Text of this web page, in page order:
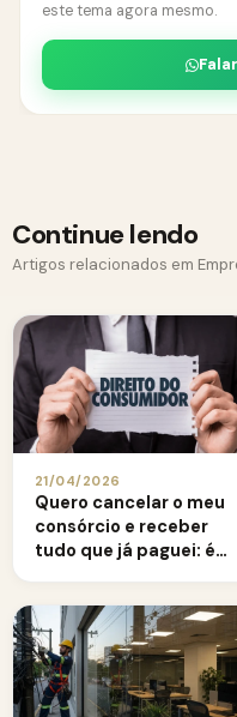
este tema agora mesmo.
Continue lendo
Artigos relacionados em
21/04/2026
Quero cancelar o meu
consórcio e receber
tudo que já paguei: é